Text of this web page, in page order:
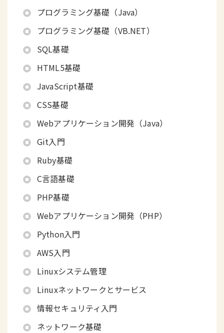
プログラミング基礎（Java）
プログラミング基礎（VB.NET）
SQL基礎
HTML5基礎
JavaScript基礎
CSS基礎
Webアプリケーション開発（Java）
Git入門
Ruby基礎
C言語基礎
PHP基礎
Webアプリケーション開発（PHP）
Python入門
AWS入門
Linuxシステム管理
Linuxネットワークとサービス
情報セキュリティ入門
ネットワーク基礎